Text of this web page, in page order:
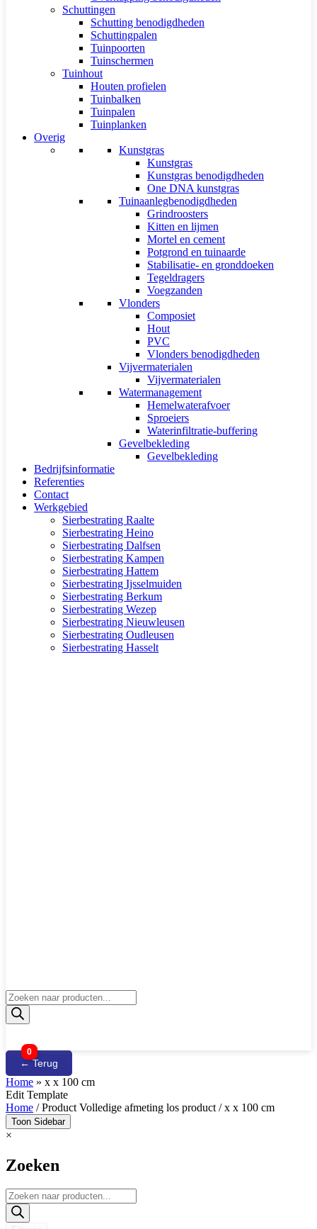
Schuttingen
Schutting benodigdheden
Schuttingpalen
Tuinpoorten
Tuinschermen
Tuinhout
Houten profielen
Tuinbalken
Tuinpalen
Tuinplanken
Overig
Kunstgras
Kunstgras
Kunstgras benodigdheden
One DNA kunstgras
Tuinaanlegbenodigdheden
Grindroosters
Kitten en lijmen
Mortel en cement
Potgrond en tuinaarde
Stabilisatie- en gronddoeken
Tegeldragers
Voegzanden
Vlonders
Composiet
Hout
PVC
Vlonders benodigdheden
Vijvermaterialen
Vijvermaterialen
Watermanagement
Hemelwaterafvoer
Sproeiers
Waterinfiltratie-buffering
Gevelbekleding
Gevelbekleding
Bedrijfsinformatie
Referenties
Contact
Werkgebied
Sierbestrating Raalte
Sierbestrating Heino
Sierbestrating Dalfsen
Sierbestrating Kampen
Sierbestrating Hattem
Sierbestrating Ijsselmuiden
Sierbestrating Berkum
Sierbestrating Wezep
Sierbestrating Nieuwleusen
Sierbestrating Oudleusen
Sierbestrating Hasselt
Producten
zoeken
0
← Terug
Home » x x 100 cm
Edit Template
Home / Product Volledige afmeting los product / x x 100 cm
Toon Sidebar
×
Zoeken
Producten
zoeken